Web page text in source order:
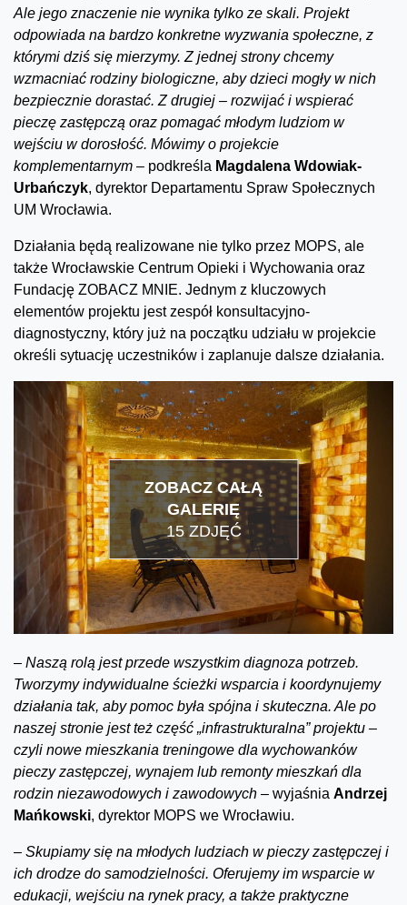
Ale jego znaczenie nie wynika tylko ze skali. Projekt
odpowiada na bardzo konkretne wyzwania społeczne, z
którymi dziś się mierzymy. Z jednej strony chcemy
wzmacniać rodziny biologiczne, aby dzieci mogły w nich
bezpiecznie dorastać. Z drugiej – rozwijać i wspierać
pieczę zastępczą oraz pomagać młodym ludziom w
wejściu w dorosłość. Mówimy o projekcie
komplementarnym – podkreśla Magdalena Wdowiak-
Urbańczyk, dyrektor Departamentu Spraw Społecznych
UM Wrocławia.
Działania będą realizowane nie tylko przez MOPS, ale
także Wrocławskie Centrum Opieki i Wychowania oraz
Fundację ZOBACZ MNIE. Jednym z kluczowych
elementów projektu jest zespół konsultacyjno-
diagnostyczny, który już na początku udziału w projekcie
określi sytuację uczestników i zaplanuje dalsze działania.
ZOBACZ CAŁĄ
GALERIĘ
15 ZDJĘĆ
– Naszą rolą jest przede wszystkim diagnoza potrzeb.
Tworzymy indywidualne ścieżki wsparcia i koordynujemy
działania tak, aby pomoc była spójna i skuteczna. Ale po
naszej stronie jest też część „infrastrukturalna” projektu –
czyli nowe mieszkania treningowe dla wychowanków
pieczy zastępczej, wynajem lub remonty mieszkań dla
rodzin niezawodowych i zawodowych – wyjaśnia Andrzej
Mańkowski, dyrektor MOPS we Wrocławiu.
– Skupiamy się na młodych ludziach w pieczy zastępczej i
ich drodze do samodzielności. Oferujemy im wsparcie w
edukacji, wejściu na rynek pracy, a także praktyczne